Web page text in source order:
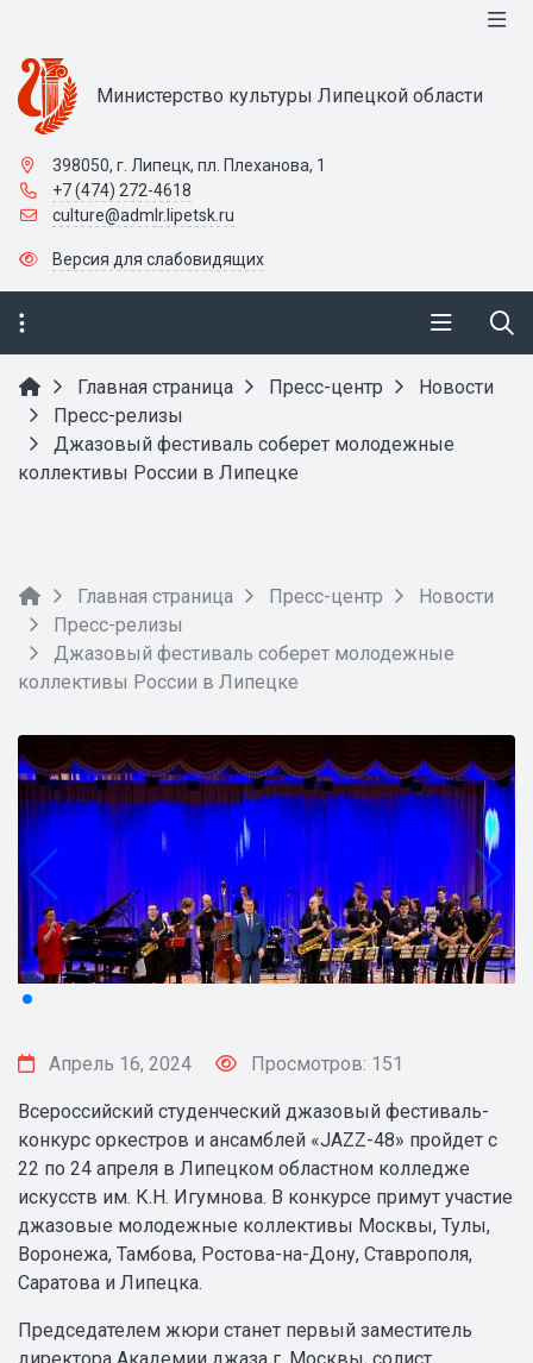
Министерство культуры Липецкой области
398050, г. Липецк, пл. Плеханова, 1
+7 (474) 272-4618
culture@admlr.lipetsk.ru
Версия для слабовидящих
Главная страница Пресс-центр
Новости
Пресс-релизы
Джазовый фестиваль соберет молодежные
коллективы России в Липецке
Главная страница Пресс-центр
Новости
Пресс-релизы
Джазовый фестиваль соберет молодежные
коллективы России в Липецке
Апрель 16, 2024 Просмотров: 151
Всероссийский студенческий джазовый фестиваль-
конкурс оркестров и ансамблей «JAZZ-48» пройдет с
22 по 24 апреля в Липецком областном колледже
искусств им. К.Н. Игумнова. В конкурсе примут участие
джазовые молодежные коллективы Москвы, Тулы,
Воронежа, Тамбова, Ростова-на-Дону, Ставрополя,
Саратова и Липецка.
Председателем жюри станет первый заместитель